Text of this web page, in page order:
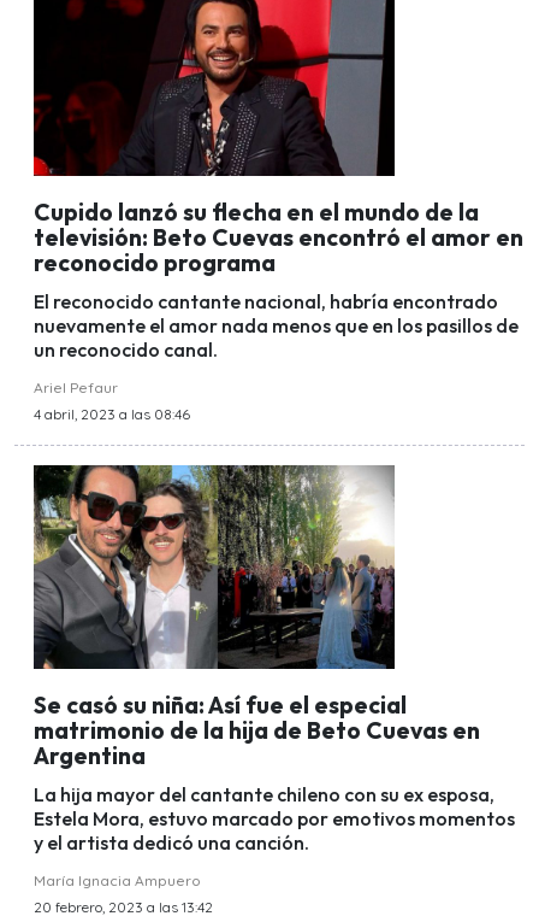
Cupido lanzó su flecha en el mundo de la
televisión: Beto Cuevas encontró el amor en
reconocido programa
El reconocido cantante nacional, habría encontrado
nuevamente el amor nada menos que en los pasillos de
un reconocido canal.
Ariel Pefaur
4 abril, 2023 a las 08:46
Se casó su niña: Así fue el especial
matrimonio de la hija de Beto Cuevas en
Argentina
La hija mayor del cantante chileno con su ex esposa,
Estela Mora, estuvo marcado por emotivos momentos
y el artista dedicó una canción.
María Ignacia Ampuero
20 febrero, 2023 a las 13:42